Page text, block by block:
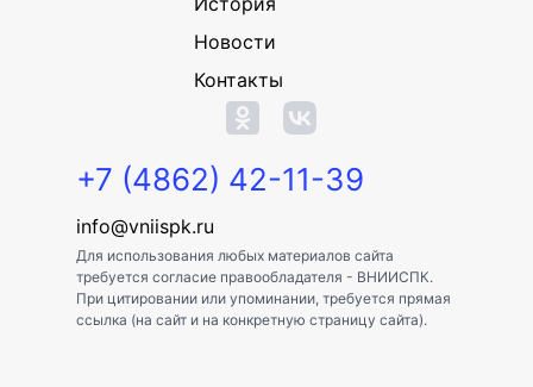
Новости
Контакты
+7 (4862) 42-11-39
info@vniispk.ru
Для использования любых материалов сайта
требуется согласие правообладателя - ВНИИСПК.
При цитировании или упоминании, требуется прямая
ссылка (на сайт и на конкретную страницу сайта).